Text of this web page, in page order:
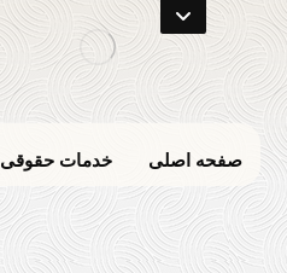
صفحه اصلی خدمات حقوقی